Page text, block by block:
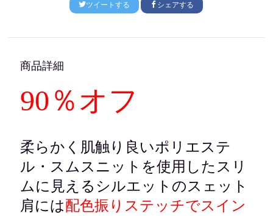
ツイートする シェアする
商品詳細
90％オフ
柔らかく肌触り良いポリエステ
ル・スムスニットを使用したスリ
ムに見えるシルエットのスェット
肩には配色振りステッチでスイン